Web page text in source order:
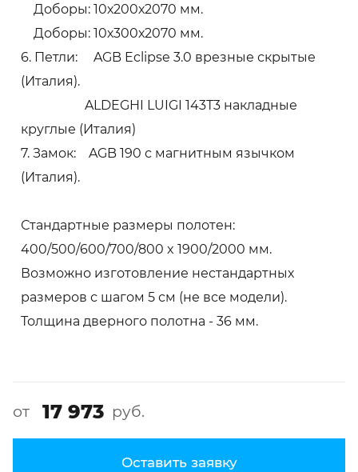
Доборы: 10х200х2070 мм.
Доборы: 10х300х2070 мм.
6. Петли: AGB Eclipse 3.0 врезные скрытые
(Италия).
ALDEGHI LUIGI 143Т3 накладные
круглые (Италия)
7. Замок: AGB 190 с магнитным язычком
(Италия).
Стандартные размеры полотен:
400/500/600/700/800 x 1900/2000 мм.
Возможно изготовление нестандартных
размеров с шагом 5 см (не все модели).
Толщина дверного полотна - 36 мм.
от 17 973 руб.
Оставить заявку